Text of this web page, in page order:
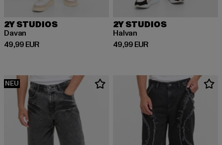
2Y STUDIOS
Davan
49,99 EUR
Derzeitiger Preis: 49,99 EUR
2Y STUDIOS
Halvan
49,99 EUR
Derzeitiger Preis: 49,99 EUR
NEU